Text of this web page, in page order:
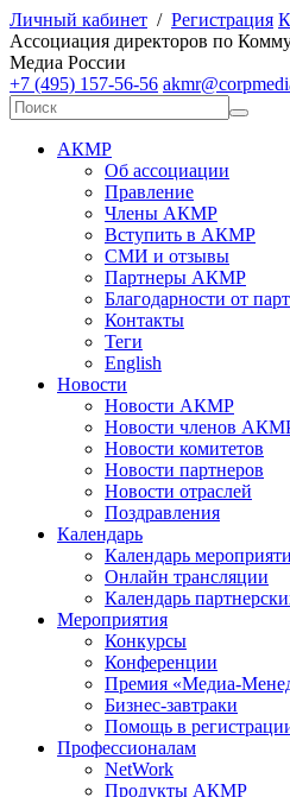
Личный кабинет / Регистрация
Ассоциация директоров по К
Медиа России
+7 (495) 157-56-56
АКМР
Об ассоциации
Правление
Члены АКМР
Вступить в АКМР
СМИ и отзывы
Партнеры АКМР
Благодарности от
Контакты
Теги
English
Новости
Новости АКМР
Новости членов
Новости комитетов
Новости партнеров
Новости отраслей
Поздравления
Календарь
Календарь
Онлайн трансляции
Календарь
Мероприятия
Конкурсы
Конференции
Премия «Медиа-
Бизнес-завтраки
Помощь в
Профессионалам
NetWork
Продукты АКМР